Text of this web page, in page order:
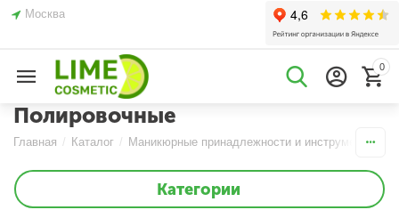
Москва
0
Полировочные
Главная / Каталог / Маникюрные принадлежности и инструменты
Категории